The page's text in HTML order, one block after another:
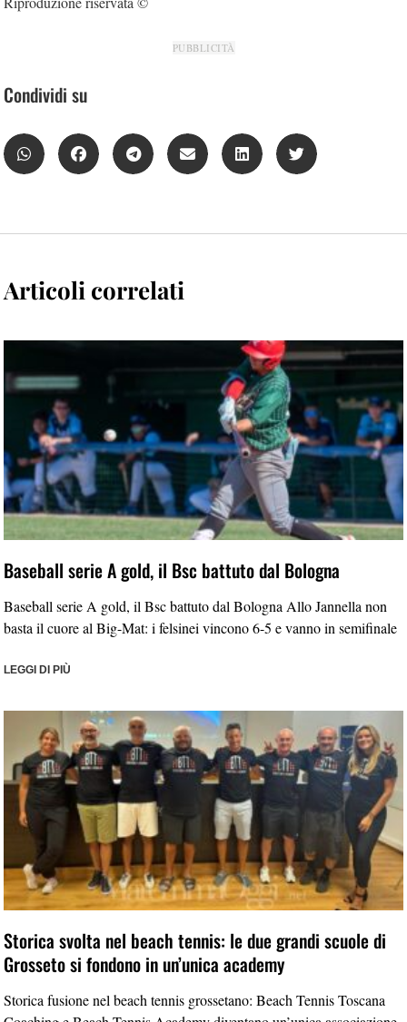
PUBBLICITÀ
Condividi su
Articoli correlati
Baseball serie A gold, il Bsc battuto dal Bologna
Baseball serie A gold, il Bsc battuto dal Bologna Allo Jannella non
basta il cuore al Big-Mat: i felsinei vincono 6-5 e vanno in semifinale
LEGGI DI PIÙ
Storica svolta nel beach tennis: le due grandi scuole di
Grosseto si fondono in un’unica academy
Storica fusione nel beach tennis grossetano: Beach Tennis Toscana